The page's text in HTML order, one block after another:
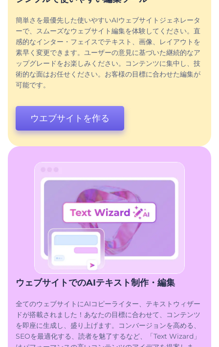
簡単さを最優先した使いやすいAIウェブサイトジェネレータ
ーで、スムーズなウェブサイト編集を体験してください。直
感的なインター・フェイスでテキスト、画像、レイアウトを
素早く変更できます。ユーザーの意見に基づいた継続的なア
ップグレードをお楽しみください。コンテンツに集中し、技
術的な面はお任せください。お客様の目標に合わせた編集が
可能です。
ウエブサイトを作る
ウェブサイトでのAIテキスト制作・編集
全てのウェブサイトにAIコピーライター、テキストウィザー
ドが搭載されました！あなたの目標に合わせて、コンテンツ
を即座に生成し、盛り上げます。コンバージョンを高める、
SEOを最適化する、読者を魅了するなど、「Text Wizard」